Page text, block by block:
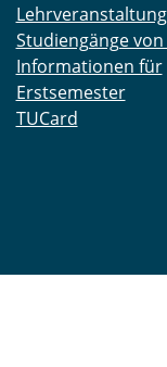
Studiengänge von
Informationen für
Erstsemester
TUCard